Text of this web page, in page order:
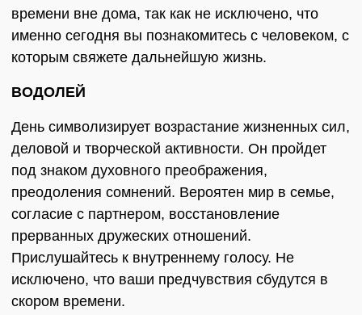
времени вне дома, так как не исключено, что
именно сегодня вы познакомитесь с человеком, с
которым свяжете дальнейшую жизнь.
ВОДОЛЕЙ
День символизирует возрастание жизненных сил,
деловой и творческой активности. Он пройдет
под знаком духовного преображения,
преодоления сомнений. Вероятен мир в семье,
согласие с партнером, восстановление
прерванных дружеских отношений.
Прислушайтесь к внутреннему голосу. Не
исключено, что ваши предчувствия сбудутся в
скором времени.